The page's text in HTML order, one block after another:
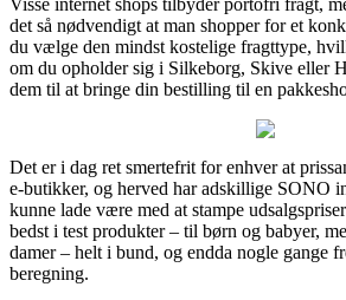
det så nødvendigt at man shopper for et
du vælge den mindst kostelige fragttype,
om du opholder sig i Silkeborg, Skive eller
dem til at bringe din bestilling til en
Det er i dag ret smertefrit for enhver at
e-butikker, og herved har adskillige SONO
kunne lade være med at stampe
bedst i test produkter – til børn og babyer,
damer – helt i bund, og endda nogle gange
beregning.